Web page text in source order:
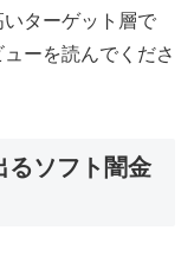
ターゲット層で
ーを読んでくださ
るソフト闇金